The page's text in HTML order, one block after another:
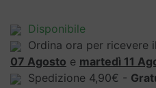
Disponibile
Ordina ora per
07 Agosto e martedì 11
Spedizione 4,90€ -